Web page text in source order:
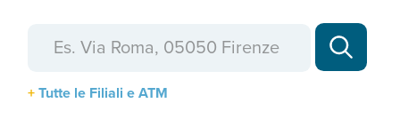
Tutte le Filiali e ATM